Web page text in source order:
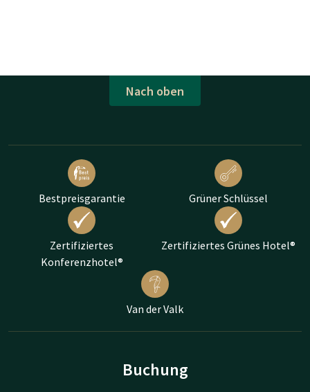
Nach oben
Bestpreisgarantie Grüner Schlüssel
Zertifiziertes
Konferenzhotel®
Zertifiziertes Grünes Hotel®
Van der Valk
Buchung